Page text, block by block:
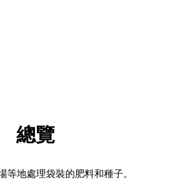
導覽總覽
地處理袋裝的肥料和種子。